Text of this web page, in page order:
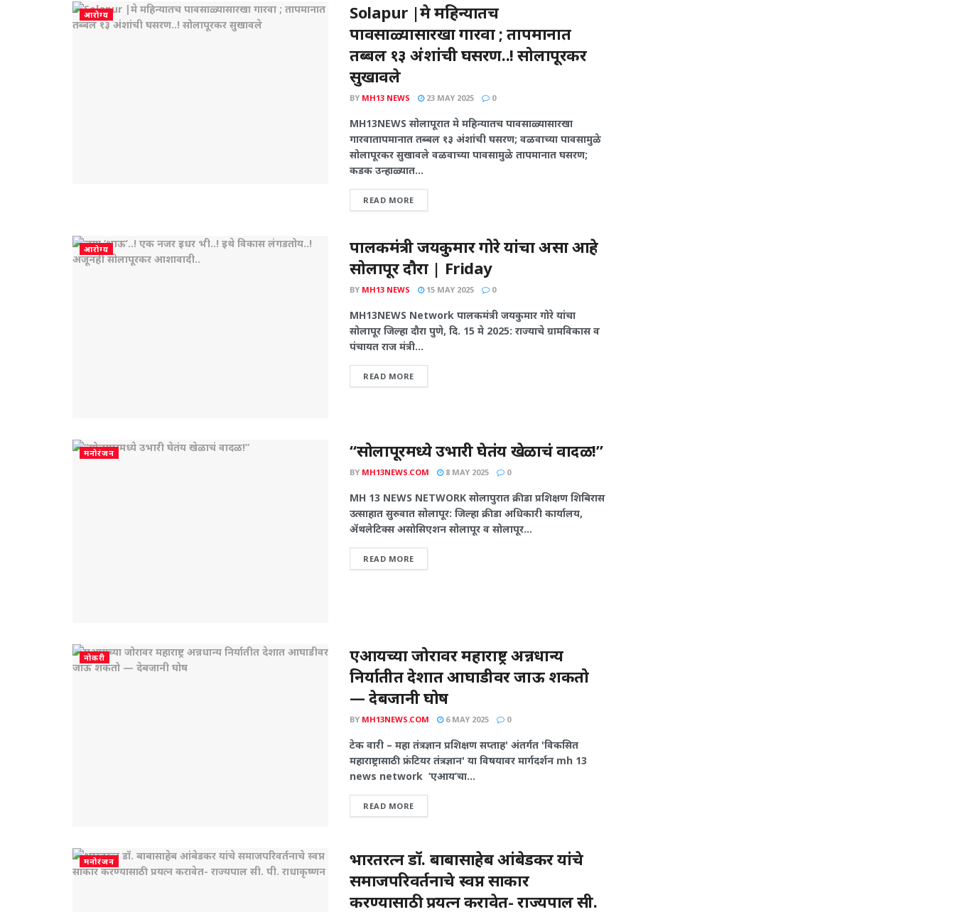
आरोग्य
Solapur |मे महिन्यातच
पावसाळ्यासारखा गारवा ; तापमानात
तब्बल १३ अंशांची घसरण..! सोलापूरकर
सुखावले
BY MH13 NEWS 23 MAY 2025 0
MH13NEWS सोलापूरात मे महिन्यातच पावसाळ्यासारखा
गारवातापमानात तब्बल १३ अंशांची घसरण; वळवाच्या पावसामुळे
सोलापूरकर सुखावले वळवाच्या पावसामुळे तापमानात घसरण;
कडक उन्हाळ्यात...
READ MORE
आरोग्य
पालकमंत्री जयकुमार गोरे यांचा असा आहे
सोलापूर दौरा | Friday
BY MH13 NEWS 15 MAY 2025 0
MH13NEWS Network पालकमंत्री जयकुमार गोरे यांचा
सोलापूर जिल्हा दौरा पुणे, दि. 15 मे 2025: राज्याचे ग्रामविकास व
पंचायत राज मंत्री...
READ MORE
मनोरंजन “सोलापूरमध्ये उभारी घेतंय खेळाचं वादळ!”
BY MH13NEWS.COM 8 MAY 2025 0
MH 13 NEWS NETWORK सोलापुरात क्रीडा प्रशिक्षण शिबिरास
उत्साहात सुरुवात सोलापूर: जिल्हा क्रीडा अधिकारी कार्यालय,
ॲथलेटिक्स असोसिएशन सोलापूर व सोलापूर...
READ MORE
नोकरी
एआयच्या जोरावर महाराष्ट्र अन्नधान्य
निर्यातीत देशात आघाडीवर जाऊ शकतो
— देबजानी घोष
BY MH13NEWS.COM 6 MAY 2025 0
टेक वारी – महा तंत्रज्ञान प्रशिक्षण सप्ताह' अंतर्गत 'विकसित
महाराष्ट्रासाठी फ्रंटियर तंत्रज्ञान' या विषयावर मार्गदर्शन mh 13
news network ‘एआय’चा...
READ MORE
मनोरंजन
भारतरत्न डॉ. बाबासाहेब आंबेडकर यांचे
समाजपरिवर्तनाचे स्वप्न साकार
करण्यासाठी प्रयत्न करावेत- राज्यपाल सी.